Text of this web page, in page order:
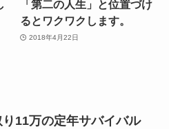
「第二の人生」と位置づけ
るとワクワクします。
2018年4月22日
り11万の定年サバイバル